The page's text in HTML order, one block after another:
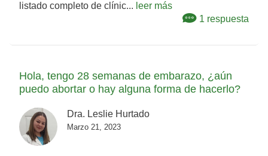
listado completo de clínic... leer más
1 respuesta
Hola, tengo 28 semanas de embarazo, ¿aún
puedo abortar o hay alguna forma de hacerlo?
Dra. Leslie Hurtado
Marzo 21, 2023